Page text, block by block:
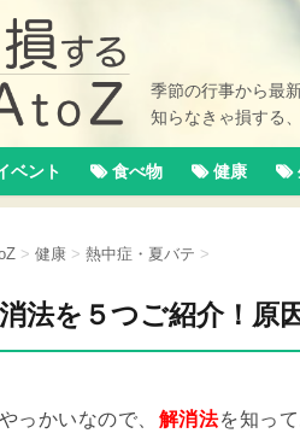
季節の行事から最
知らなきゃ損する
ベント 食べ物 健康
> 健康 > 熱中症・夏バテ >
法を５つご紹介！原
っかいなので、 解消法を知っ